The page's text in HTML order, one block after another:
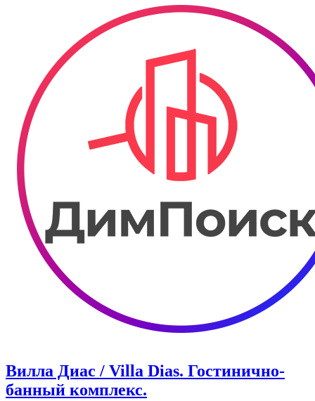
Вилла Диас / Villa Dias. Гостинично-
банный комплекс.